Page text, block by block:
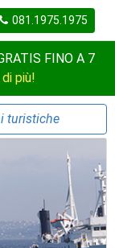
081.1975.1975
FINO A 7
più!
turistiche